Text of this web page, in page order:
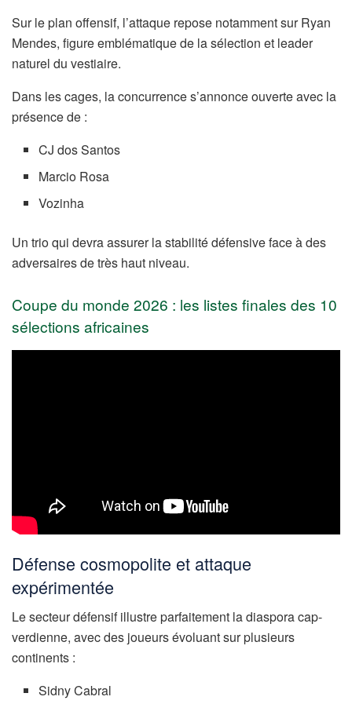
Sur le plan offensif, l’attaque repose notamment sur Ryan
Mendes, figure emblématique de la sélection et leader
naturel du vestiaire.
Dans les cages, la concurrence s’annonce ouverte avec la
présence de :
CJ dos Santos
Marcio Rosa
Vozinha
Un trio qui devra assurer la stabilité défensive face à des
adversaires de très haut niveau.
Coupe du monde 2026 : les listes finales des 10
sélections africaines
Défense cosmopolite et attaque
expérimentée
Le secteur défensif illustre parfaitement la diaspora cap-
verdienne, avec des joueurs évoluant sur plusieurs
continents :
Sidny Cabral